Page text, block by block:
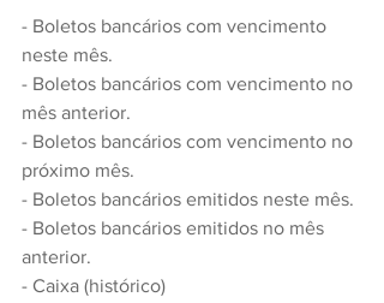
- Boletos bancários com vencimento
neste mês.
- Boletos bancários com vencimento no
mês anterior.
- Boletos bancários com vencimento no
próximo mês.
- Boletos bancários emitidos neste mês.
- Boletos bancários emitidos no mês
anterior.
- Caixa (histórico)